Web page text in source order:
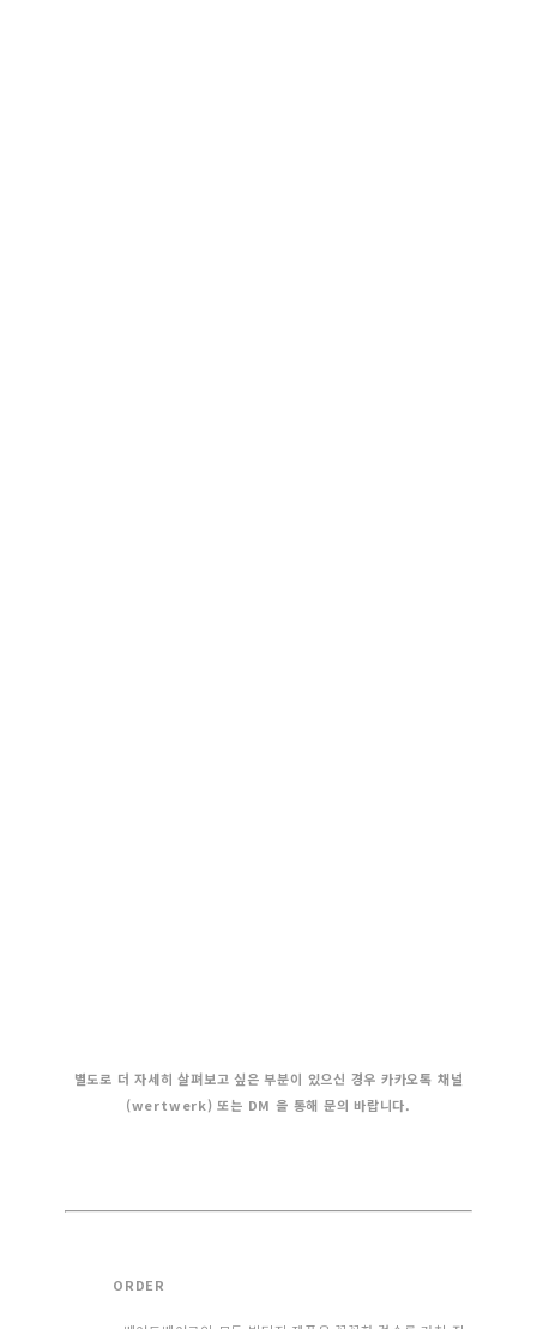
별도로 더 자세히 살펴보고 싶은 부분이 있으신 경우 카카오톡 채널
(wertwerk) 또는 DM 을 통해 문의 바랍니다.
ORDER